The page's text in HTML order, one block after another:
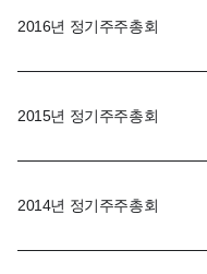
2016년 정기주주총회
2015년 정기주주총회
2014년 정기주주총회